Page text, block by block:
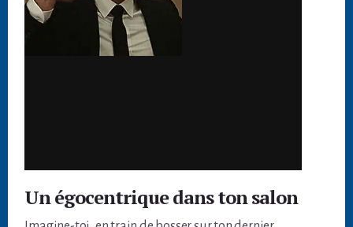
Un égocentrique dans ton salon